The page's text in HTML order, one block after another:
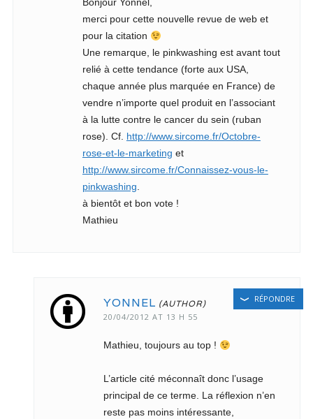
merci pour cette nouvelle revue de web et
pour la citation
Une remarque, le pinkwashing est avant tout
relié à cette tendance (forte aux USA,
chaque année plus marquée en France) de
vendre n’importe quel produit en l’associant
à la lutte contre le cancer du sein (ruban
rose). Cf. http://www.sircome.fr/Octobre-
rose-et-le-marketing et
http://www.sircome.fr/Connaissez-vous-le-
pinkwashing
à bientôt et bon vote !
Mathieu
YONNEL
20/04/2012 AT 13 H 55
Mathieu, toujours au top !
L’article cité méconnaît donc l’usage
principal de ce terme. La réflexion n’en
reste pas moins intéressante,
RÉPONDRE